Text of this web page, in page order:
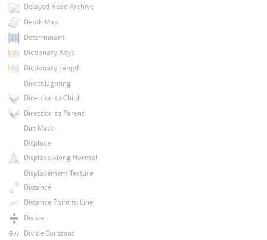
Delayed Read Archive
Depth Map
Determinant
Dictionary Keys
Dictionary Length
Direct Lighting
Direction to Child
Direction to Parent
Dirt Mask
Displace
Displace Along Normal
Displacement Texture
Distance
Distance Point to Line
Divide
Divide Constant